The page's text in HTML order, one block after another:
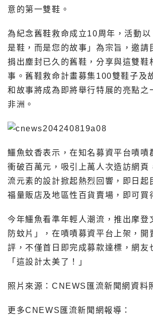
意的第一雙鞋。
為紀念舊鞋救命成立10周年，活動
是鞋，而是您的故事」為宗旨，邀請
捐出塵封已久的舊鞋，分享與這雙鞋
事。舊鞋救命計畫募集100雙鞋子及
和故事將成為即將舉行特展的亮點之
非洲。
鱷魚蚊香表示，在知名募資平台嘖嘖
衝破百萬元，吸引上萬人次造訪網頁
流元素的設計掀起熱烈回響，即日起
福量販店及地區性百貨賣場，即可買
今年鱷魚看準年輕人潮流，推出摩登
防蚊片」，在嘖嘖募資平台上架，開
評，不僅首日即完成募款達標，網友
「這設計太美了！」
照片來源：CNEWS匯流新聞網資料
更多CNEWS匯流新聞網報導：